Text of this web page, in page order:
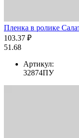
Пленка в ролике
103.37 ₽
51.68
Артикул:
32874ПУ